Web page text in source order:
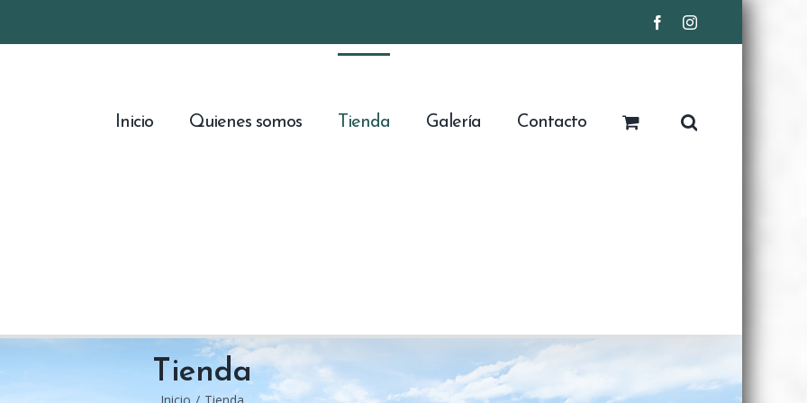
FacebookInstagram
Inicio Quienes somos Tienda Galería Contacto
Tienda